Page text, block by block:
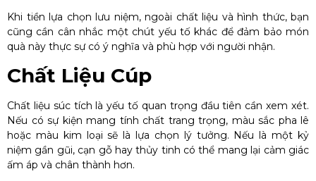
Khi tiền lựa chọn lưu niệm, ngoài chất liệu và hình thức, bạn
cũng cần cân nhắc một chút yếu tố khác để đảm bảo món
quà này thực sự có ý nghĩa và phù hợp với người nhận.
Chất Liệu Cúp
Chất liệu súc tích là yếu tố quan trọng đầu tiên cần xem xét.
Nếu có sự kiện mang tính chất trang trọng, màu sắc pha lê
hoặc màu kim loại sẽ là lựa chọn lý tưởng. Nếu là một kỷ
niệm gần gũi, cạn gỗ hay thủy tinh có thể mang lại cảm giác
ấm áp và chân thành hơn.